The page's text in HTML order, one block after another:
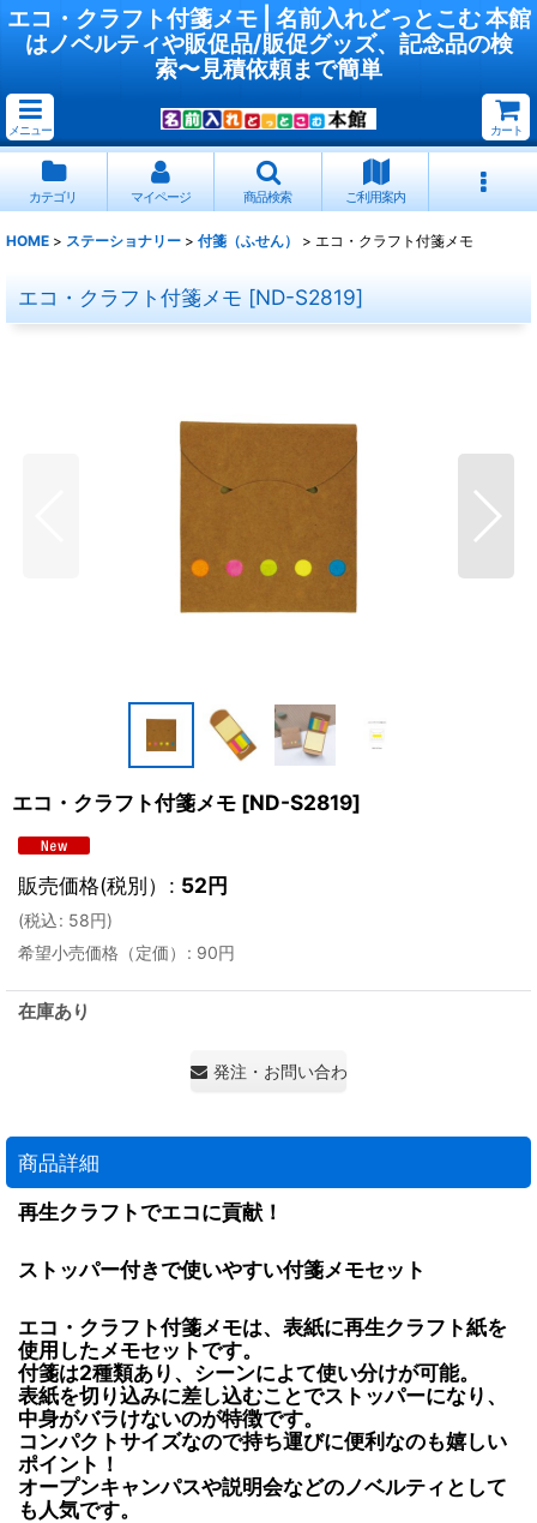
エコ・クラフト付箋メモ | 名前入れどっとこむ 本館
はノベルティや販促品/販促グッズ、記念品の検
索〜見積依頼まで簡単
メニュー カート
カテゴリ マイページ 商品検索 ご利用案内
HOME > ステーショナリー > 付箋（ふせん） > エコ・クラフト付箋メモ
エコ・クラフト付箋メモ [ND-S2819]
エコ・クラフト付箋メモ [ND-S2819]
販売価格(税別） : 52円
(税込: 58円)
希望小売価格（定価）
: 90円
在庫あり
発注・お問い合わせ・見積もり依頼
商品詳細
再生クラフトでエコに貢献！
ストッパー付きで使いやすい付箋メモセット
エコ・クラフト付箋メモは、表紙に再生クラフト紙を
使用したメモセットです。
付箋は2種類あり、シーンによて使い分けが可能。
表紙を切り込みに差し込むことでストッパーになり、
中身がバラけないのが特徴です。
コンパクトサイズなので持ち運びに便利なのも嬉しい
ポイント！
オープンキャンパスや説明会などのノベルティとして
も人気です。